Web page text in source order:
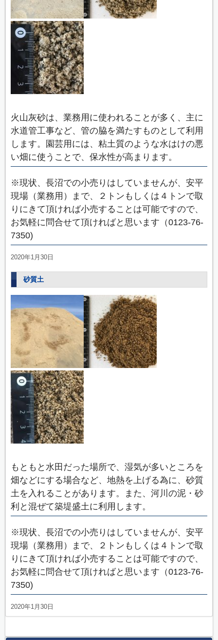
火山灰砂は、業務用に使われることが多く、主に
水道管工事など、管の脇を満たすものとして利用
します。園芸用には、粘土質のような水はけの悪
い畑に使うことで、保水性が高まります。
※現状、長沼での小売りはしていませんが、安平
現場（業務用）まで、２トンもしくは４トンで取
りにきて頂ければ小売することは可能ですので、
お気軽に問合せて頂ければと思います（0123-76-
7350)
2020年1月30日
砂質土
もともと水田だった場所で、湿気が多いところを
畑などにする場合など、地熱を上げる為に、砂質
土を入れることがあります。また、河川の泥・砂
利と混ぜて築堤盛土に利用します。
※現状、長沼での小売りはしていませんが、安平
現場（業務用）まで、２トンもしくは４トンで取
りにきて頂ければ小売することは可能ですので、
お気軽に問合せて頂ければと思います（0123-76-
7350)
2020年1月30日